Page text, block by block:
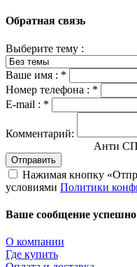
Обратная связь
Выберите тему :
Ваше имя : *
Номер телефона : *
E-mail : *
Комментарий:
Анти
Отправить
Нажимая кнопку
условиями Политики
Ваше сообщение успешно
О компании
Где купить